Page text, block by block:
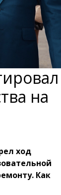
на
ход
Как